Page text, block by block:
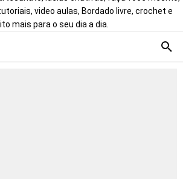
video aulas, Bordado livre, crochet e
mais para o seu dia a dia.